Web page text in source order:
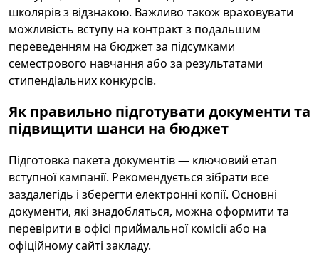
школярів з відзнакою. Важливо також враховувати
можливість вступу на контракт з подальшим
переведенням на бюджет за підсумками
семестрового навчання або за результатами
стипендіальних конкурсів.
Як правильно підготувати документи та
підвищити шанси на бюджет
Підготовка пакета документів — ключовий етап
вступної кампанії. Рекомендується зібрати все
заздалегідь і зберегти електронні копії. Основні
документи, які знадобляться, можна оформити та
перевірити в офісі приймальної комісії або на
офіційному сайті закладу.